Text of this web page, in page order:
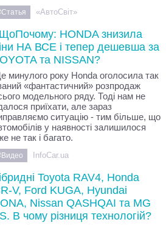
«АвтоСвіт»
HONDA знизила
НА ВСЕ і тепер дешевша за
та NISSAN?
минулого року Honda оголосила так
«фантастичний» розпродаж
модельного ряду. Тоді нам не
приїхати, але зараз
ситуацію - тим більше, що
у наявності залишилося
не так і багато.
InfoCar.ua
Toyota RAV4, Honda
V, Ford KUGA, Hyundai
Nissan QASHQAI та MG
В чому різниця технологій?